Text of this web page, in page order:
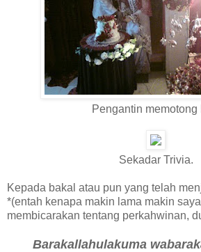
Pengantin memotong
Sekadar Trivia.
Kepada bakal atau pun yang telah
*(entah kenapa makin lama makin
membicarakan tentang perkahwinan,
Barakallahulakuma